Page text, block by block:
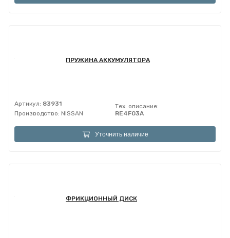
ПРУЖИНА АККУМУЛЯТОРА
Артикул: 83931
Производство: NISSAN
Тех. описание:
RE4F03A
Уточнить наличие
ФРИКЦИОННЫЙ ДИСК